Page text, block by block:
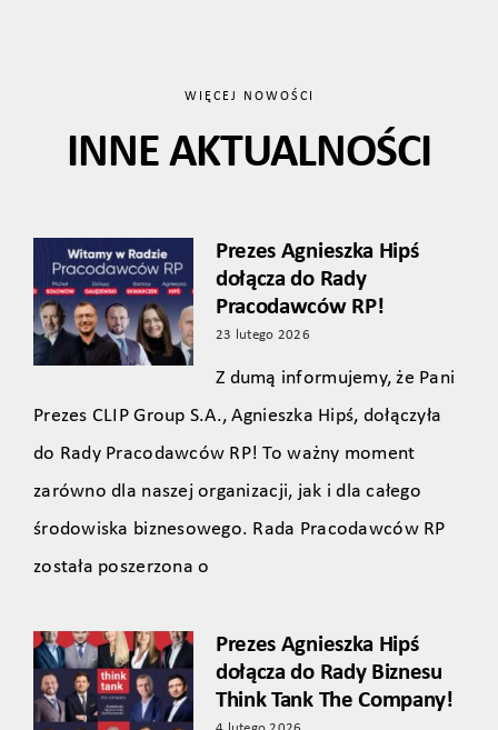
WIĘCEJ NOWOŚCI
INNE AKTUALNOŚCI
Prezes Agnieszka Hipś
dołącza do Rady
Pracodawców RP!
23 lutego 2026
Z dumą informujemy, że Pani
Prezes CLIP Group S.A., Agnieszka Hipś, dołączyła
do Rady Pracodawców RP! To ważny moment
zarówno dla naszej organizacji, jak i dla całego
środowiska biznesowego. Rada Pracodawców RP
została poszerzona o
Prezes Agnieszka Hipś
dołącza do Rady Biznesu
Think Tank The Company!